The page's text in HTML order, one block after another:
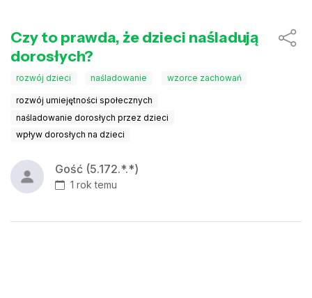
Czy to prawda, że dzieci naśladują
dorosłych?
rozwój dzieci naśladowanie wzorce zachowań
rozwój umiejętności społecznych
naśladowanie dorosłych przez dzieci
wpływ dorosłych na dzieci
Gość (5.172.*.*)
1 rok temu